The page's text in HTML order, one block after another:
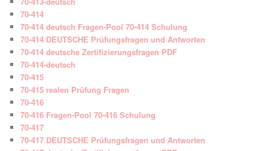
70-414
70-414 deutsch Fragen-Pool 70-414 Schulung
70-414 DEUTSCHE Prüfungsfragen und Antworten
70-414 deutsche Zertifizierungsfragen PDF
70-414-deutsch
70-415
70-415 realen Prüfung Fragen
70-416
70-416 Fragen-Pool 70-416 Schulung
70-417
70-417 DEUTSCHE Prüfungsfragen und Antworten